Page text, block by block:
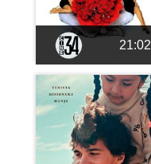
21:02